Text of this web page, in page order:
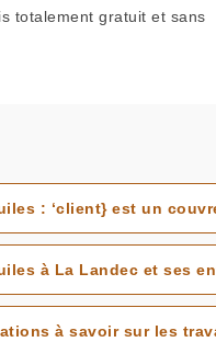
totalement gratuit et sans
: ‘client} est un
à La Landec et ses
à savoir sur les